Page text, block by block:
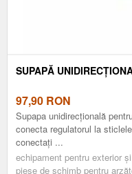
SUPAPĂ
97,90 RON
Supapa unidirecțională
conecta regulatorul la
conectați ...
echipament pentru exterior
piese de schimb pentru